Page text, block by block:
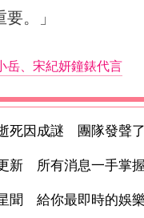
。」
岳、宋紀妍鐘錶代言
死因成謎 團隊發聲了
新 所有消息一手掌握
聞 給你最即時的娛